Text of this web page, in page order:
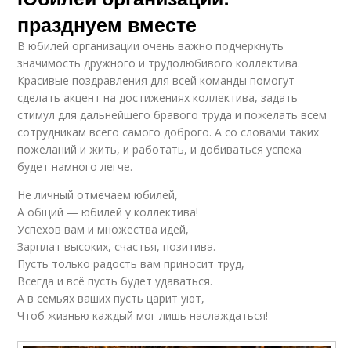
празднуем вместе
В юбилей организации очень важно подчеркнуть
значимость дружного и трудолюбивого коллектива.
Красивые поздравления для всей команды помогут
сделать акцент на достижениях коллектива, задать
стимул для дальнейшего бравого труда и пожелать всем
сотрудникам всего самого доброго. А со словами таких
пожеланий и жить, и работать, и добиваться успеха
будет намного легче.
Не личный отмечаем юбилей,
А общий — юбилей у коллектива!
Успехов вам и множества идей,
Зарплат высоких, счастья, позитива.
Пусть только радость вам приносит труд,
Всегда и всё пусть будет удаваться.
А в семьях ваших пусть царит уют,
Чтоб жизнью каждый мог лишь наслаждаться!